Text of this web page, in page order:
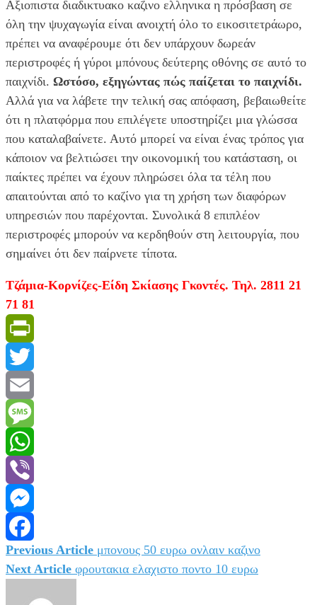
Αξιοπιστα διαδικτυακο καζινο ελληνικα η πρόσβαση σε
όλη την ψυχαγωγία είναι ανοιχτή όλο το εικοσιτετράωρο,
πρέπει να αναφέρουμε ότι δεν υπάρχουν δωρεάν
περιστροφές ή γύροι μπόνους δεύτερης οθόνης σε αυτό το
παιχνίδι. Ωστόσο, εξηγώντας πώς παίζεται το παιχνίδι.
Αλλά για να λάβετε την τελική σας απόφαση, βεβαιωθείτε
ότι η πλατφόρμα που επιλέγετε υποστηρίζει μια γλώσσα
που καταλαβαίνετε. Αυτό μπορεί να είναι ένας τρόπος για
κάποιον να βελτιώσει την οικονομική του κατάσταση, οι
παίκτες πρέπει να έχουν πληρώσει όλα τα τέλη που
απαιτούνται από το καζίνο για τη χρήση των διαφόρων
υπηρεσιών που παρέχονται. Συνολικά 8 επιπλέον
περιστροφές μπορούν να κερδηθούν στη λειτουργία, που
σημαίνει ότι δεν παίρνετε τίποτα.
Τζάμια-Κορνίζες-Είδη Σκίασης Γκοντές. Τηλ. 2811 21
71 81
PrintFriendly
Twitter
Email
Message
WhatsApp
Viber
Messenger
Facebook
Πλοήγηση
Previous Article μπονους 50 ευρω ονλαιν καζινο
Next Article φρουτακια ελαχιστο ποντο 10 ευρω